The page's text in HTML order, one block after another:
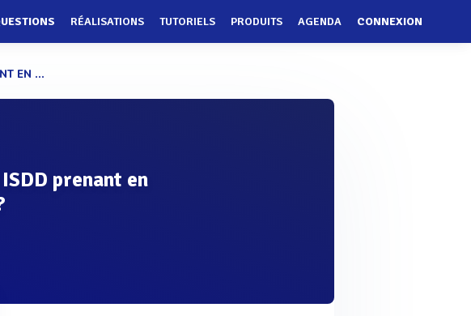
RÉALISATIONS TUTORIELS PRODUITS AGENDA CONNEXION
EN ...
prenant en